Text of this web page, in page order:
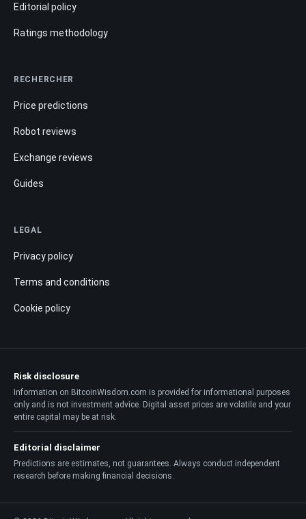
Editorial policy
Ratings methodology
RECHERCHER
Price predictions
Robot reviews
Exchange reviews
Guides
LEGAL
Privacy policy
Terms and conditions
Cookie policy
Risk disclosure
Information on BitcoinWisdom.com is provided for informational purposes
only and is not investment advice. Digital asset prices are volatile and your
entire capital may be at risk.
Editorial disclaimer
Predictions are estimates, not guarantees. Always conduct independent
research before making financial decisions.